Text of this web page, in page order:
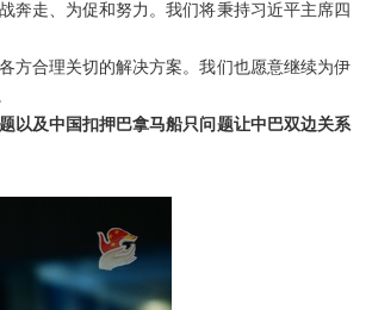
奔走、为促和努力。我们将秉持习近平主席四
方合理关切的解决方案。我们也愿意继续为伊
以及中国扣押巴拿马船只问题让中巴双边关系